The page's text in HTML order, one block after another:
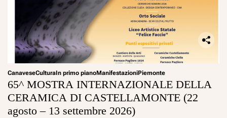
CanaveseCulturaIn primo pianoManifestazioniPiemonte
65^ MOSTRA INTERNAZIONALE DELLA
CERAMICA DI CASTELLAMONTE (22
agosto – 13 settembre 2026)